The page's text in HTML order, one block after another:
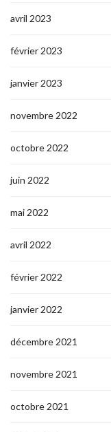
avril 2023
février 2023
janvier 2023
novembre 2022
octobre 2022
juin 2022
mai 2022
avril 2022
février 2022
janvier 2022
décembre 2021
novembre 2021
octobre 2021